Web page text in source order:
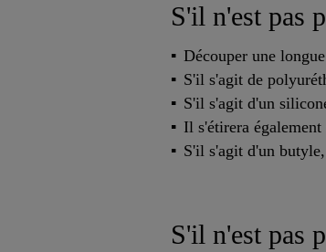
S'il n'est pas
Découper une
S'il s'agit de
S'il s'agit d'un
Il s'étirera
S'il s'agit d'un
S'il n'est pas